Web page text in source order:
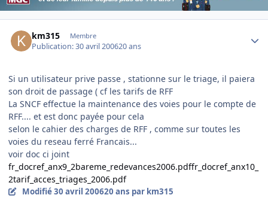
km315 Membre
Publication:30 avril 200620 ans
Si un utilisateur prive passe , stationne sur le triage, il paiera
son droit de passage ( cf les tarifs de RFF
La SNCF effectue la maintenance des voies pour le compte de
RFF.... et est donc payée pour cela
selon le cahier des charges de RFF , comme sur toutes les
voies du reseau ferré Francais...
voir doc ci joint
fr_docref_anx9_2bareme_redevances2006.pdffr_docref_anx10_
2tarif_acces_triages_2006.pdf
Modifié30 avril 200620 ans par km315